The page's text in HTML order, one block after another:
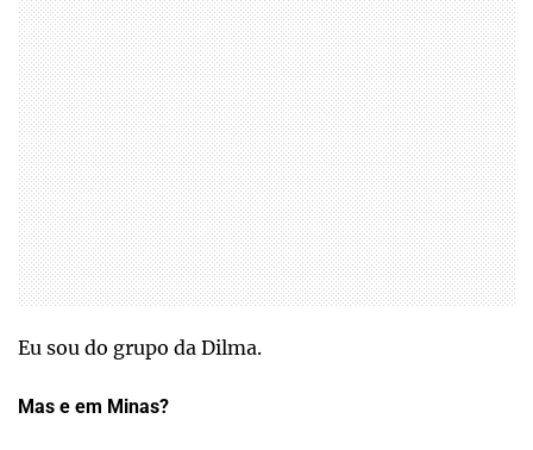
Eu sou do grupo da Dilma.
Mas e em Minas?